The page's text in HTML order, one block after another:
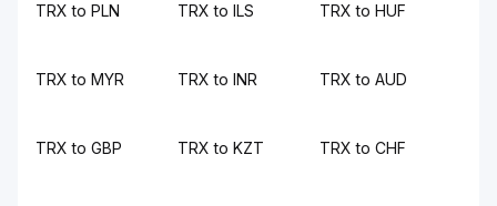
TRX to PLN TRX to ILS TRX to HUF
TRX to MYR TRX to INR TRX to AUD
TRX to GBP TRX to KZT TRX to CHF